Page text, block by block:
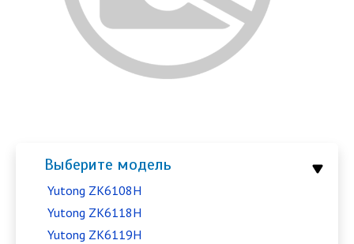
Выберите модель
Yutong ZK6108H
Yutong ZK6118H
Yutong ZK6119H